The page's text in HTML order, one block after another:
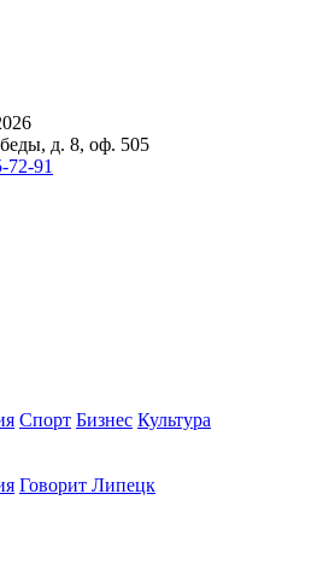
д. 8, оф. 505
72-91
Спорт Бизнес Культура
Говорит Липецк